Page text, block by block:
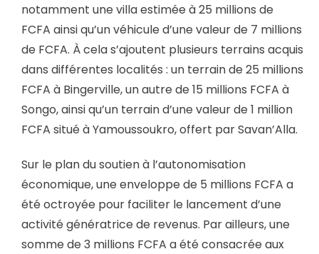
notamment une villa estimée à 25 millions de
FCFA ainsi qu’un véhicule d’une valeur de 7 millions
de FCFA. À cela s’ajoutent plusieurs terrains acquis
dans différentes localités : un terrain de 25 millions
FCFA à Bingerville, un autre de 15 millions FCFA à
Songo, ainsi qu’un terrain d’une valeur de 1 million
FCFA situé à Yamoussoukro, offert par Savan’Alla.
Sur le plan du soutien à l’autonomisation
économique, une enveloppe de 5 millions FCFA a
été octroyée pour faciliter le lancement d’une
activité génératrice de revenus. Par ailleurs, une
somme de 3 millions FCFA a été consacrée aux